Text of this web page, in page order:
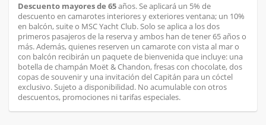
Descuento mayores de 65años. Se aplicará un 5% de
descuento en camarotes interiores y exteriores ventana; un 10%
en balcón, suite o MSC Yacht Club. Solo se aplica a los dos
primeros pasajeros de la reserva y ambos han de tener 65 años o
más. Además, quienes reserven un camarote con vista al mar o
con balcón recibirán un paquete de bienvenida que incluye: una
botella de champán Moët & Chandon, fresas con chocolate, dos
copas de souvenir y una invitación del Capitán para un cóctel
exclusivo. Sujeto a disponibilidad. No acumulable con otros
descuentos, promociones ni tarifas especiales.